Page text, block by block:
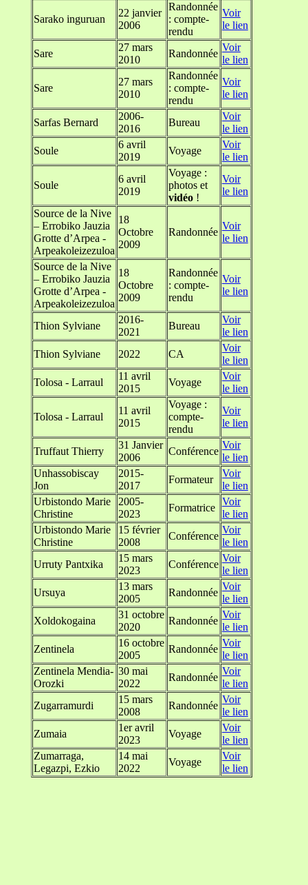
Sarako inguruan
22 janvier
2006
Randonnée
: compte-
rendu
Voir
le lien
Sare
27 mars
2010
Randonnée
Voir
le lien
Sare
27 mars
2010
Randonnée
: compte-
rendu
Voir
le lien
Sarfas Bernard
2006-
2016
Bureau
Voir
le lien
Soule
6 avril
2019
Voyage
Voir
le lien
Soule
6 avril
2019
Voyage :
photos et
vidéo!
Voir
le lien
Source de la Nive
– Errobiko Jauzia
Grotte d’Arpea -
Arpeakoleizezuloa
18
Octobre
2009
Randonnée
Voir
le lien
Source de la Nive
– Errobiko Jauzia
Grotte d’Arpea -
Arpeakoleizezuloa
18
Octobre
2009
Randonnée
: compte-
rendu
Voir
le lien
Thion Sylviane
2016-
2021
Bureau
Voir
le lien
Thion Sylviane
2022 CA
Voir
le lien
Tolosa - Larraul
11 avril
2015
Voyage
Voir
le lien
Tolosa - Larraul
11 avril
2015
Voyage :
compte-
rendu
Voir
le lien
Truffaut Thierry
31 Janvier
2006
Conférence
Voir
le lien
Unhassobiscay
Jon
2015-
2017
Formateur
Voir
le lien
Urbistondo Marie
Christine
2005-
2023
Formatrice
Voir
le lien
Urbistondo Marie
Christine
15 février
2008
Conférence
Voir
le lien
Urruty Pantxika
15 mars
2023
Conférence
Voir
le lien
Ursuya
13 mars
2005
Randonnée
Voir
le lien
Xoldokogaina
31 octobre
2020
Randonnée
Voir
le lien
Zentinela
16 octobre
2005
Randonnée
Voir
le lien
Zentinela Mendia-
Orozki
30 mai
2022
Randonnée
Voir
le lien
Zugarramurdi
15 mars
2008
Randonnée
Voir
le lien
Zumaia
1er avril
2023
Voyage
Voir
le lien
Zumarraga,
Legazpi, Ezkio
14 mai
2022
Voyage
Voir
le lien